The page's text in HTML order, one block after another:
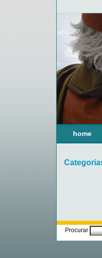
home
Procurar